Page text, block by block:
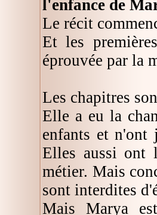
l'enfance de
Le récit
Et les
éprouvée par la
Les chapitres
Elle a eu la
enfants et
Elles aussi ont
métier. Mais
sont interdites
Mais Marya